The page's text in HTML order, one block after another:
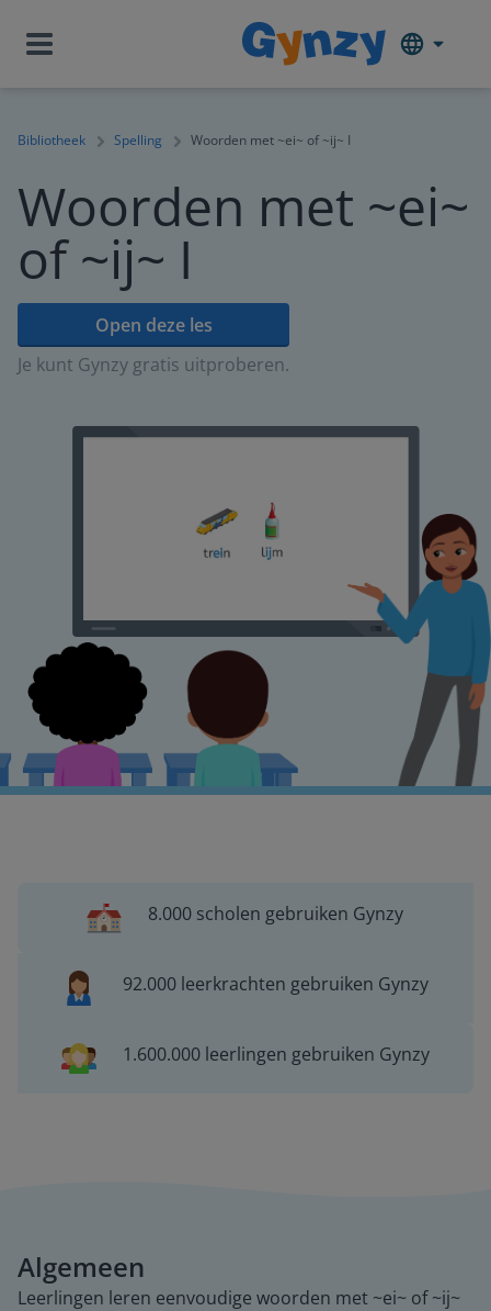
Bibliotheek Spelling Woorden met ~ei~ of ~ij~ I
Woorden met ~ei~
of ~ij~ I
Open deze les
Je kunt Gynzy gratis uitproberen.
8.000 scholen gebruiken Gynzy
92.000 leerkrachten gebruiken Gynzy
1.600.000 leerlingen gebruiken Gynzy
Algemeen
Leerlingen leren eenvoudige woorden met ~ei~ of ~ij~